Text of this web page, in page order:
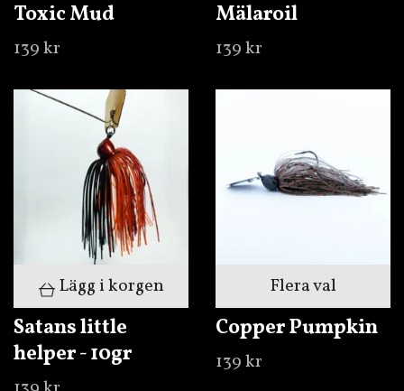
Toxic Mud
139 kr
Mälaroil
139 kr
Lägg i korgen
Satans little
helper - 10gr
Flera val
Copper Pumpkin
139 kr